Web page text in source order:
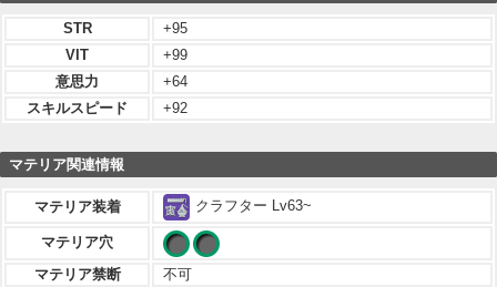
STR
+95
VIT
+99
意思力
+64
スキルスピード
+92
マテリア関連情報
マテリア装着 クラフター Lv63~
マテリア穴
マテリア禁断
不可